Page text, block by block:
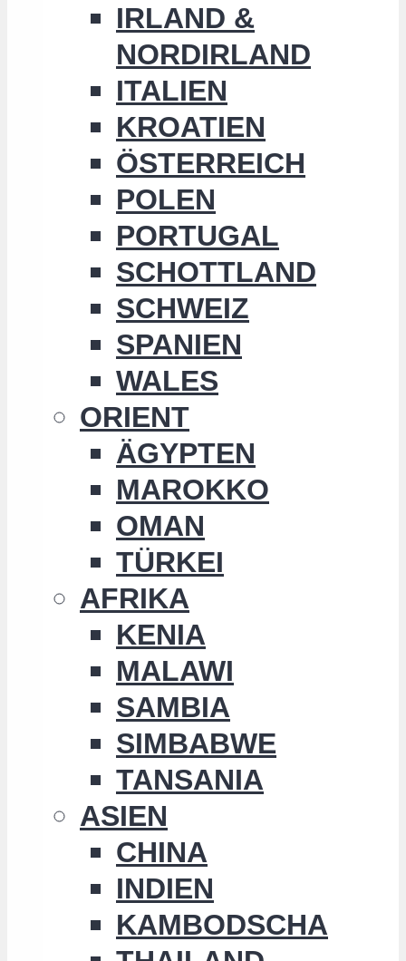
IRLAND &
NORDIRLAND
ITALIEN
KROATIEN
ÖSTERREICH
POLEN
PORTUGAL
SCHOTTLAND
SCHWEIZ
SPANIEN
WALES
ORIENT
ÄGYPTEN
MAROKKO
OMAN
TÜRKEI
AFRIKA
KENIA
MALAWI
SAMBIA
SIMBABWE
TANSANIA
ASIEN
CHINA
INDIEN
KAMBODSCHA